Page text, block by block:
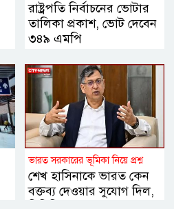
রাষ্ট্রপতি নির্বাচনের ভোটার
তালিকা প্রকাশ, ভোট দেবেন
৩৪৯ এমপি
ভারত সরকারের ভূমিকা নিয়ে প্রশ্ন
শেখ হাসিনাকে ভারত কেন
বক্তব্য দেওয়ার সুযোগ দিল,